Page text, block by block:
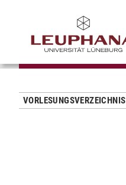
VORLESUNGSVERZEICHNIS